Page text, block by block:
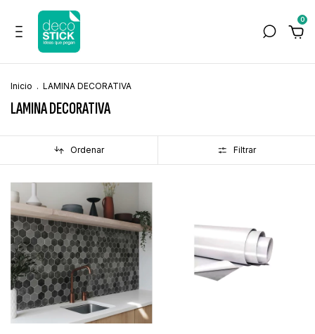
0
Inicio . LAMINA DECORATIVA
LAMINA DECORATIVA
Ordenar Filtrar